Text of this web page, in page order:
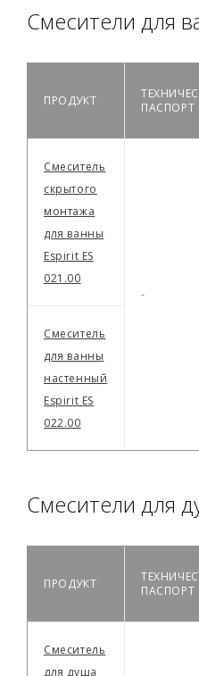
Смесители для
ПРОДУКТ
ПАСПОРТ
Смеситель
скрытого
монтажа
для ванны
Espirit ES
021.00
-
Смеситель
для ванны
настенный
Espirit ES
022.00
Смесители для
ПРОДУКТ
ПАСПОРТ
Смеситель
для душа